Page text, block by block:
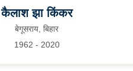
कैलाश झा किंकर
बेगूसराय, बिहार
1962 - 2020